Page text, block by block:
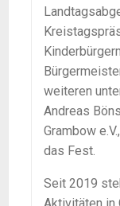
weiteren
Andreas
Grambow
das Fest.
Seit 2019